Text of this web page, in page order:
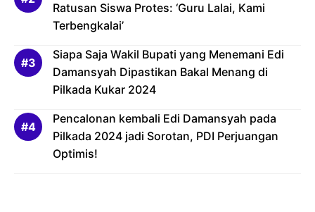
Ratusan Siswa Protes: ‘Guru Lalai, Kami
Terbengkalai’
Siapa Saja Wakil Bupati yang Menemani Edi
Damansyah Dipastikan Bakal Menang di
Pilkada Kukar 2024
Pencalonan kembali Edi Damansyah pada
Pilkada 2024 jadi Sorotan, PDI Perjuangan
Optimis!